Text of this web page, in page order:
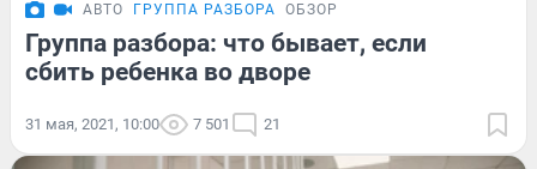
АВТО ГРУППА РАЗБОРА ОБЗОР
Группа разбора: что бывает, если
сбить ребенка во дворе
31 мая, 2021, 10:00 7 501 21